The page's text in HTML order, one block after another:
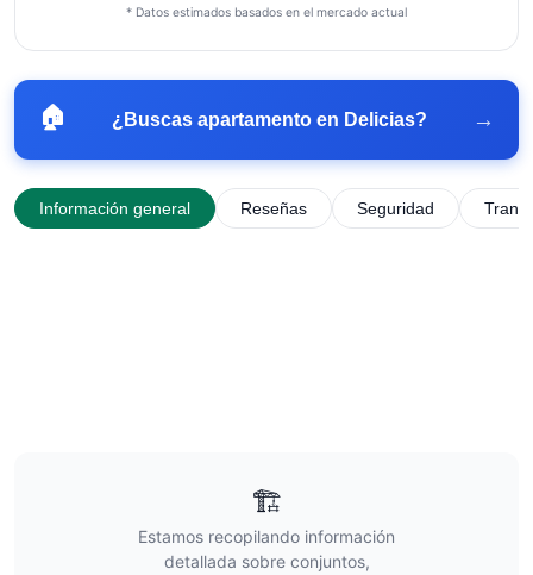
* Datos estimados basados en el mercado actual
🏠 ¿Buscas apartamento en Delicias? →
Información general Reseñas Seguridad
🏗️
Estamos recopilando información
detallada sobre conjuntos,